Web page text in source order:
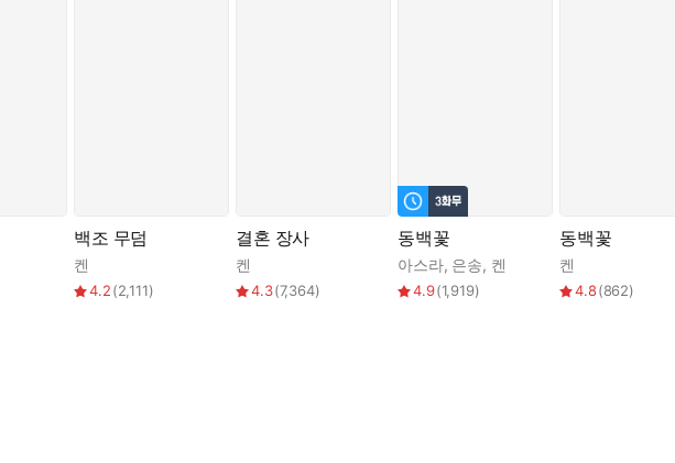
백조 무덤
켄
4.2(2,111)
결혼 장사
켄
4.3(7,364)
동백꽃
아스라, 은송, 켄
4.9(1,919)
동백꽃
켄
4.8(862)